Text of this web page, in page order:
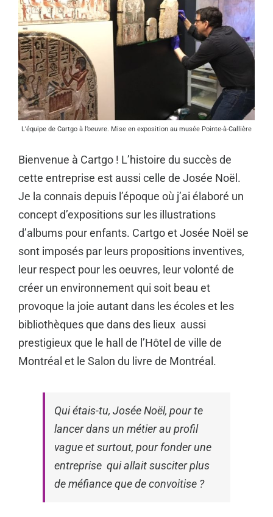
L’équipe de Cartgo à l’oeuvre. Mise en exposition au musée Pointe-à-Callière
Bienvenue à Cartgo ! L’histoire du succès de
cette entreprise est aussi celle de Josée Noël.
Je la connais depuis l’époque où j’ai élaboré un
concept d’expositions sur les illustrations
d’albums pour enfants. Cartgo et Josée Noël se
sont imposés par leurs propositions inventives,
leur respect pour les oeuvres, leur volonté de
créer un environnement qui soit beau et
provoque la joie autant dans les écoles et les
bibliothèques que dans des lieux aussi
prestigieux que le hall de l’Hôtel de ville de
Montréal et le Salon du livre de Montréal.
Qui étais-tu, Josée Noël, pour te
lancer dans un métier au profil
vague et surtout, pour fonder une
entreprise qui allait susciter plus
de méfiance que de convoitise ?